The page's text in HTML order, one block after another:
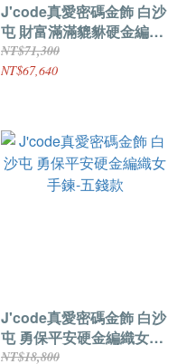
J'code真愛密碼金飾 白沙
屯 財富滿滿貔貅硬金編織
男手鍊
NT$71,300
NT$67,640
J'code真愛密碼金飾 白沙
屯 勇保平安硬金編織女手
鍊-五錢款
NT$18,800